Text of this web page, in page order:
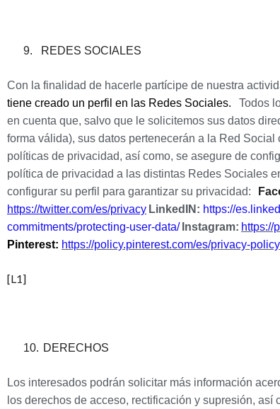
9. REDES SOCIALES
Con la finalidad de hacerle partícipe de nuestra
tiene creado un perfil en las Redes Sociales.
Todos
en cuenta que, salvo que le solicitemos sus datos
forma válida), sus datos pertenecerán a la Red
políticas de privacidad, así como, se asegure de
política de privacidad a las distintas Redes Sociales
configurar su perfil para garantizar su privacidad:
https://twitter.com/es/privacy LinkedIN: https://
commitments/protecting-user-data/ Instagram: https://
Pinterest: https://policy.pinterest.com/es/privacy-policy
[L1]
10. DERECHOS
Los interesados podrán solicitar más información
los derechos de acceso, rectificación y supresión,